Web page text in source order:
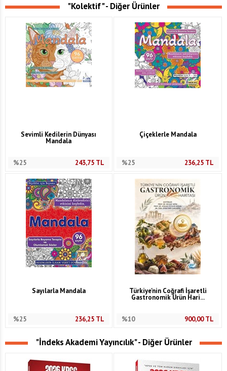
"Kolektif" - Diğer Ürünler
Sevimli Kedilerin Dünyası
Mandala
%25 243,75TL
Çiçeklerle Mandala
%25 236,25 TL
Sayılarla Mandala
%25 236,25TL
Türkiye'nin Coğrafi İşaretli
Gastronomik Ürün Hari...
%10 900,00TL
"İndeks Akademi Yayıncılık" - Diğer Ürünler